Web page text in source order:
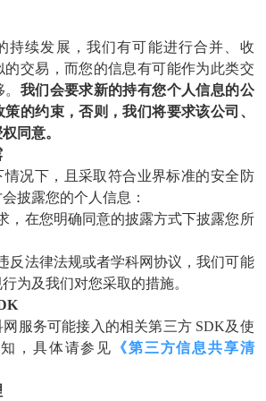
持续发展，我们有可能进行合并、收
的交易，而您的信息有可能作为此类交
我们会要求新的持有您个人信息的公
的约束，否则，我们将要求该公司、
同意。
情况下，且采取符合业界标准的安全防
披露您的个人信息：
，在您明确同意的披露方式下披露您所
反法律法规或者学科网协议，我们可能
为及我们对您采取的措施。
服务可能接入的相关第三方 SDK及使
，具体请参见
《第三方信息共享清